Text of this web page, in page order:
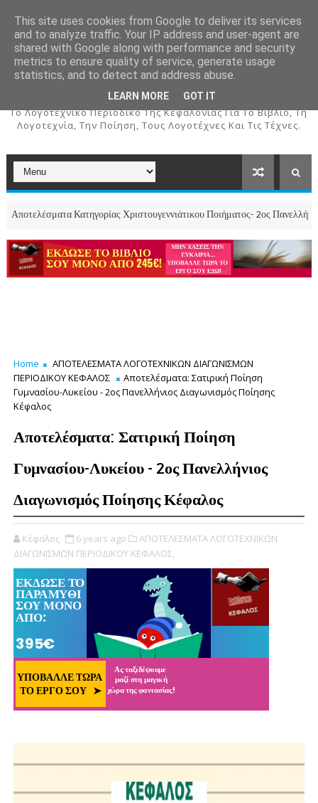
ΚΕΦΑΛΟΣ
To Λογοτεχνικό Περιοδικό Της Κεφαλονιάς Για Το Βιβλίο, Τη
Λογοτεχνία, Την Ποίηση, Τους Λογοτέχνες Και Τις Τέχνες.
Κατηγορίας Χριστουγεννιάτικου Ποιήματος- 2ος Πανελλήνιος
Home
ΑΠΟΤΕΛΕΣΜΑΤΑ ΛΟΓΟΤΕΧΝΙΚΩΝ ΔΙΑΓΩΝΙΣΜΩΝ
ΠΕΡΙΟΔΙΚΟΥ ΚΕΦΑΛΟΣ
Αποτελέσματα: Σατιρική Ποίηση
Γυμνασίου-Λυκείου - 2ος Πανελλήνιος Διαγωνισμός Ποίησης
Κέφαλος
Αποτελέσματα: Σατιρική Ποίηση
Γυμνασίου-Λυκείου - 2ος Πανελλήνιος
Διαγωνισμός Ποίησης Κέφαλος
Κέφαλος 6 years ago
ΑΠΟΤΕΛΕΣΜΑΤΑ ΛΟΓΟΤΕΧΝΙΚΩΝ
ΔΙΑΓΩΝΙΣΜΩΝ ΠΕΡΙΟΔΙΚΟΥ ΚΕΦΑΛΟΣ,
This site uses cookies from Google to deliver its services
and to analyze traffic. Your IP address and user-agent are
shared with Google along with performance and security
metrics to ensure quality of service, generate usage
statistics, and to detect and address abuse.
LEARN MORE GOT IT